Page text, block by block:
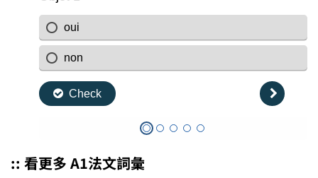
:: 看更多 A1法文詞彙